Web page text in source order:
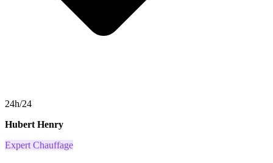
24h/24
Hubert Henry
Expert Chauffage